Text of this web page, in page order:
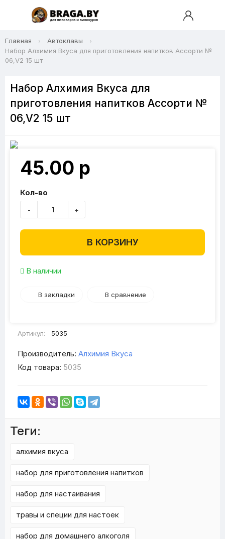
Главная
Автоклавы
Набор Алхимия Вкуса для приготовления напитков Ассорти №
06,V2 15 шт
Набор Алхимия Вкуса для
приготовления напитков Ассорти №
06,V2 15 шт
45.00 р
Кол-во
- +
В КОРЗИНУ
В наличии
В закладки В сравнение
Артикул: 5035
Производитель: Алхимия Вкуса
Код товара: 5035
Теги:
алхимия вкуса
набор для приготовления напитков
набор для настаивания
травы и специи для настоек
набор для домашнего алкоголя